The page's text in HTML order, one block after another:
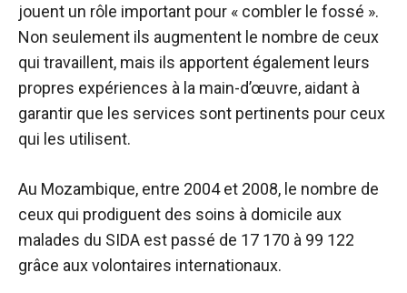
jouent un rôle important pour « combler le fossé ».
Non seulement ils augmentent le nombre de ceux
qui travaillent, mais ils apportent également leurs
propres expériences à la main-d’œuvre, aidant à
garantir que les services sont pertinents pour ceux
qui les utilisent.
Au Mozambique, entre 2004 et 2008, le nombre de
ceux qui prodiguent des soins à domicile aux
malades du SIDA est passé de 17 170 à 99 122
grâce aux volontaires internationaux.